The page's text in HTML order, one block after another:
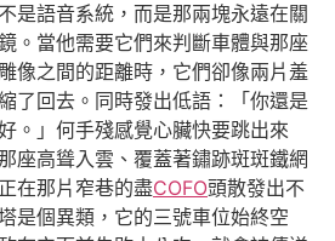
是語音系統，而是那兩塊永遠在關
。當他需要它們來判斷車體與那座
像之間的距離時，它們卻像兩片羞
了回去。同時發出低語：「你還是
。」何手殘感覺心臟快要跳出來
座高聳入雲、覆蓋著鏽跡斑斑鐵網
在那片窄巷的盡COFO頭散發出不
是個異類，它的三號車位始終空